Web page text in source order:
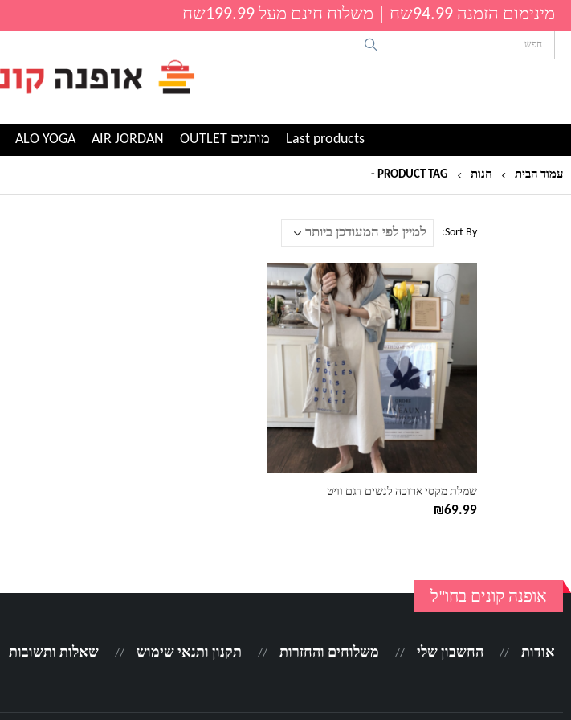
מינימום הזמנה 94.99שח | משלוח חינם מעל 199.99שח
Last products מותגים OUTLET AIR JORDAN
ALO YOGA
עמוד הבית חנות PRODUCT TAG -
Sort By:
שמלת מקסי ארוכה לנשים דגם וויט
₪69.99
למוצר
מספר
סוגים.
ניתן
האפשרויות
אופנה קונים בחו"ל
אודות החשבון שלי משלוחים והחזרות תקנון ותנאי שימוש שאלות ותשובות